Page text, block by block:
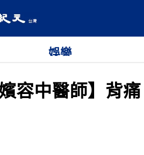
娛樂
容中醫師】背痛